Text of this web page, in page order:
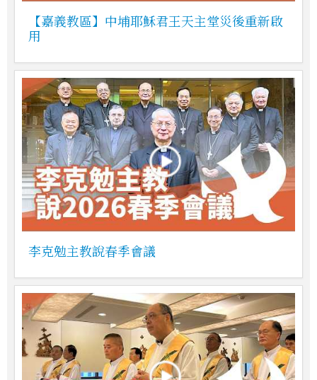
【嘉義教區】中埔耶穌君王天主堂災後重新啟
用
李克勉主教說春季會議